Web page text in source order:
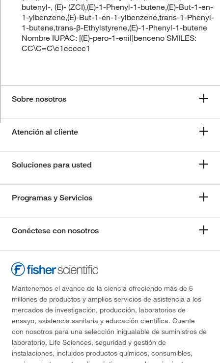
butenyl-, (E)- (ZCI),(E)-1-Phenyl-1-butene,(E)-But-1-en-
1-ylbenzene,(E)-But-1-en-1-ylbenzene,trans-1-Phenyl-
1-butene,trans-β-Ethylstyrene,(E)-1-Phenyl-1-butene
Nombre IUPAC: [(E)-pero-1-enil]benceno SMILES:
CC\C=C\c1ccccc1
Sobre nosotros
Atención al cliente
Soluciones para usted
Programas y Servicios
Conéctese con nosotros
Mantenemos el avance de la ciencia ofreciendo más de 6
millones de productos y amplios servicios de asistencia a los
mercados de investigación, producción, laboratorios de
ensayo, asistencia sanitaria y educación científica. Cuente
con nosotros para una selección inigualable de suministros de
laboratorio, Life Sciences, seguridad y gestión de
instalaciones, incluidos productos químicos, consumibles,